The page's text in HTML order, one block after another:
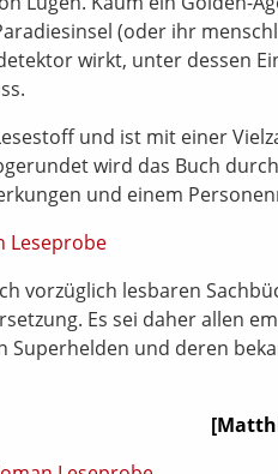
(oder ihr
wirkt, unter dessen
und ist mit einer
wird das Buch
und einem
vorzüglich lesbaren
Es sei daher allen
Superhelden und deren